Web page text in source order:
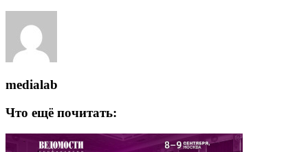
medialab
Что ещё почитать: